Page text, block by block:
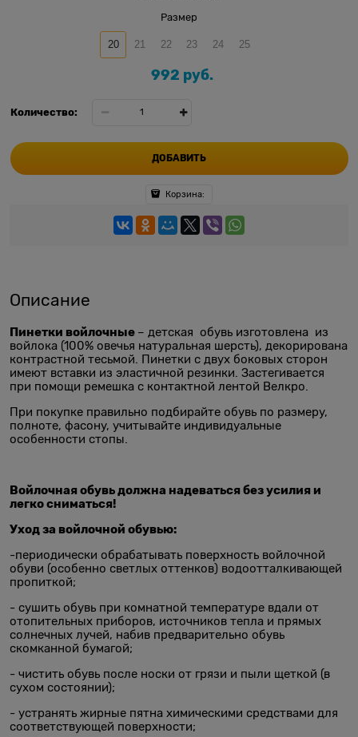
Размер
20 21 22 23 24 25
992 руб.
Количество:
ДОБАВИТЬ
Корзина:
Описание
Пинетки войлочные – детская обувь изготовлена из
войлока (100% овечья натуральная шерсть), декорирована
контрастной тесьмой. Пинетки с двух боковых сторон
имеют вставки из эластичной резинки. Застегивается
при помощи ремешка с контактной лентой Велкро.
При покупке правильно подбирайте обувь по размеру,
полноте, фасону, учитывайте индивидуальные
особенности стопы.
Войлочная обувь должна надеваться без усилия и
легко сниматься!
Уход за войлочной обувью:
-периодически обрабатывать поверхность войлочной
обуви (особенно светлых оттенков) водоотталкивающей
пропиткой;
- сушить обувь при комнатной температуре вдали от
отопительных приборов, источников тепла и прямых
солнечных лучей, набив предварительно обувь
скомканной бумагой;
- чистить обувь после носки от грязи и пыли щеткой (в
сухом состоянии);
- устранять жирные пятна химическими средствами для
соответствующей поверхности;